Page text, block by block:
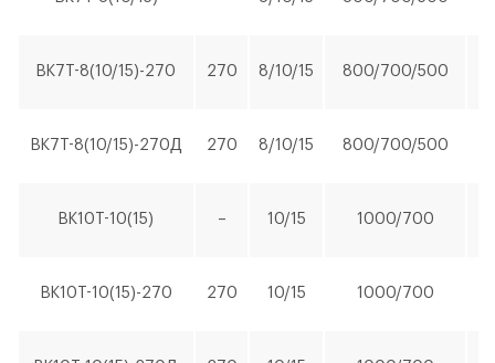
BK7T-8(10/15)-270 270 8/10/15 800/700/500
BK7T-8(10/15)-270Д 270 8/10/15 800/700/500
BK10T-10(15) – 10/15 1000/700
BK10T-10(15)-270 270 10/15 1000/700
ОФОРМИТЬ ЗАКАЗ
«Стандарт») BK15Т-8(10/15)-500Д
ЗАКАЗАТЬ ЗВОНОК